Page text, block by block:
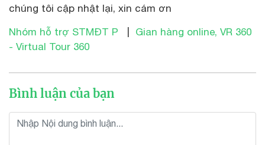
chúng tôi cập nhật lại, xin cám ơn
Nhóm hỗ trợ STMĐT P
Gian hàng online, VR 360
- Virtual Tour 360
Bình luận của bạn